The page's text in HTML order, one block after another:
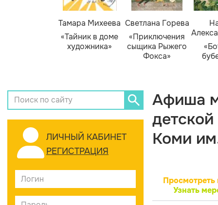
Тамара Михеева
«Тайник в доме
художника»
Светлана Горева
«Приключения
сыщика Рыжего
Фокса»
ЛИЧНЫЙ КАБИНЕТ
РЕГИСТРАЦИЯ
Афиша
Коми
Просмотреть
Узнать